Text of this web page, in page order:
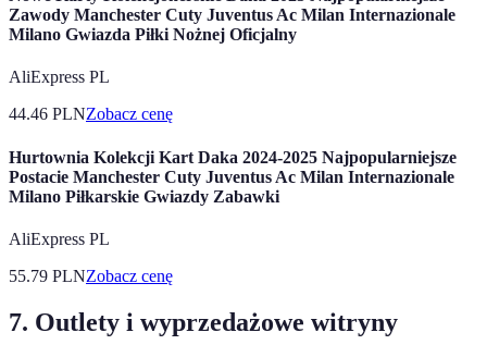
Zawody Manchester Cuty Juventus Ac Milan Internazionale
Milano Gwiazda Piłki Nożnej Oficjalny
AliExpress PL
44.46 PLNZobacz cenę
Hurtownia Kolekcji Kart Daka 2024-2025 Najpopularniejsze
Postacie Manchester Cuty Juventus Ac Milan Internazionale
Milano Piłkarskie Gwiazdy Zabawki
AliExpress PL
55.79 PLNZobacz cenę
7. Outlety i wyprzedażowe witryny